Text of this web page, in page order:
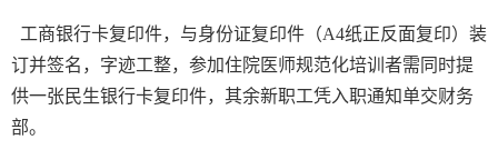
工商银行卡复印件，与身份证复印件（A4纸正反面复印）装
订并签名，字迹工整，参加住院医师规范化培训者需同时提
供一张民生银行卡复印件，其余新职工凭入职通知单交财务
部。